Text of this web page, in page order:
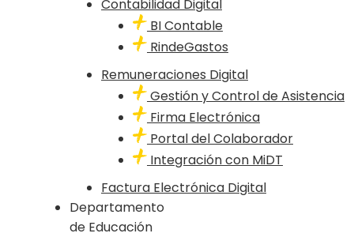
Contabilidad Digital
BI Contable
RindeGastos
Remuneraciones Digital
Gestión y Control de Asistencia
Firma Electrónica
Portal del Colaborador
Integración con MiDT
Factura Electrónica Digital
Departamento
de Educación